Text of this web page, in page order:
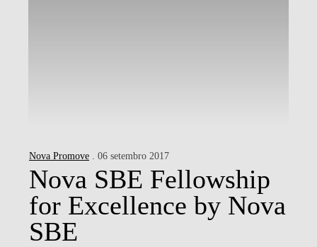
Nova Promove . 06 setembro 2017
Nova SBE Fellowship
for Excellence by Nova
SBE